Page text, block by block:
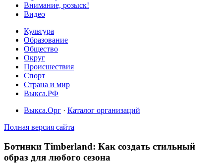
Внимание, розыск!
Видео
Культура
Образование
Общество
Округ
Происшествия
Спорт
Страна и мир
Выкса.РФ
Выкса.Орг · Каталог организаций
Полная версия сайта
Ботинки Timberland: Как создать стильный
образ для любого сезона